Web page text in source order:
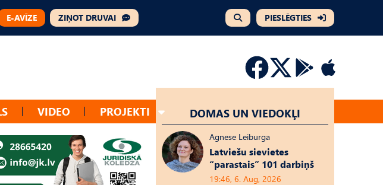
E-AVĪZE ZIŅOT DRUVAI PIESLĒGTIES
VIDEO PROJEKTI DOMAS UN VIEDOKĻI
Agnese Leiburga
Latviešu sievietes
“parastais” 101 darbiņš
19:46, 6. Aug, 2026